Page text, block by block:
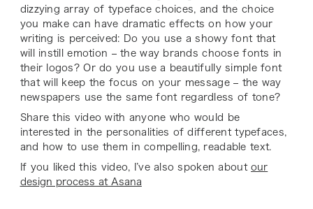
dizzying array of typeface choices, and the choice
you make can have dramatic effects on how your
writing is perceived: Do you use a showy font that
will instill emotion – the way brands choose fonts in
their logos? Or do you use a beautifully simple font
that will keep the focus on your message – the way
newspapers use the same font regardless of tone?
Share this video with anyone who would be
interested in the personalities of different typefaces,
and how to use them in compelling, readable text.
If you liked this video, I’ve also spoken aboutour
design process at Asana